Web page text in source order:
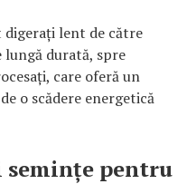
digerați lent de către
lungă durată, spre
care oferă un
o scădere energetică
semințe pentru